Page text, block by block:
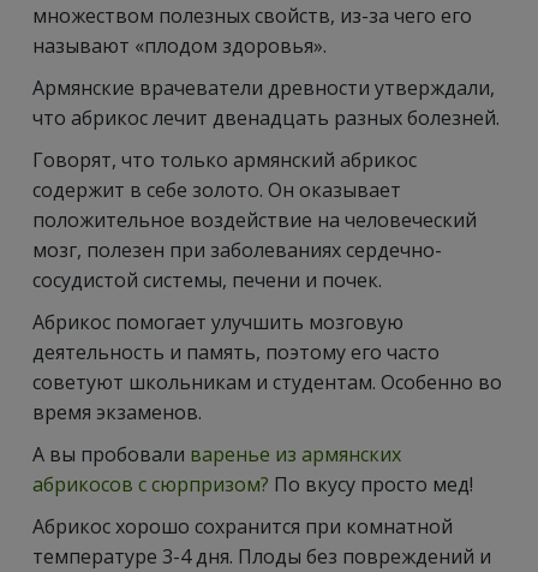
множеством полезных свойств, из-за чего его
называют «плодом здоровья».
Армянские врачеватели древности утверждали,
что абрикос лечит двенадцать разных болезней.
Говорят, что только армянский абрикос
содержит в себе золото. Он оказывает
положительное воздействие на человеческий
мозг, полезен при заболеваниях сердечно-
сосудистой системы, печени и почек.
Абрикос помогает улучшить мозговую
деятельность и память, поэтому его часто
советуют школьникам и студентам. Особенно во
время экзаменов.
А вы пробовали варенье из армянских
абрикосов с сюрпризом? По вкусу просто мед!
Абрикос хорошо сохранится при комнатной
температуре 3-4 дня. Плоды без повреждений и